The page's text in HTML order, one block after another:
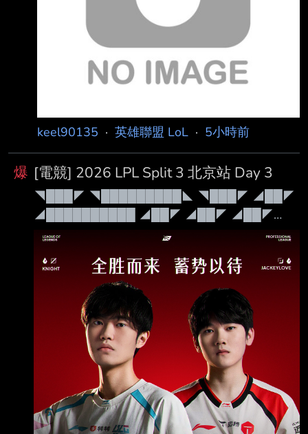
keel90135 · 英雄聯盟 LoL · 5小時前
爆 [電競] 2026 LPL Split 3 北京站 Day 3
◥███◤ ◥█████████◣ ◥███◤ ◢██◤
◢██████████ ◢██◤ ◢██◤ ◢██◤
◢██◤ ◢██◤ ◢██◤ ◢██◤ ◢██◤
◢██◤ ◢██◤◥██████◤ ◢██◤ ◢██◤
◢██◤ ◢██◤ ◢████████◤ ◢██◤
◢████████◤ ◢████████◤ ◢██◤
◢████████◤ Patch 26.15 禁茂凱 無畏競巔
峰 第三站：北京・英特爾電競中心 本日賽程：
15:00 登峰 JD